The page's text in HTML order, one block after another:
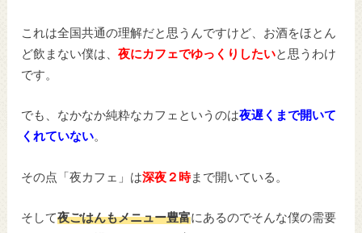
これは全国共通の理解だと思うんですけど、お酒をほとん
ど飲まない僕は、夜にカフェでゆっくりしたいと思うわけ
です。
でも、なかなか純粋なカフェというのは夜遅くまで開いて
くれていない。
その点「夜カフェ」は深夜２時まで開いている。
そして夜ごはんもメニュー豊富にあるのでそんな僕の需要